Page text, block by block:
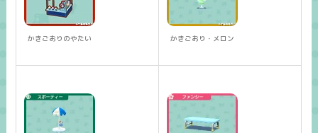
かきごおりのやたい かきごおり・メロン